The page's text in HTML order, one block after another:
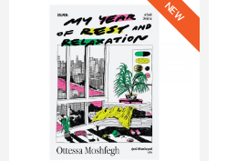
NEW